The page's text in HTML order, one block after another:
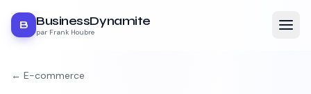
B BusinessDynamite
par Frank Houbre
← E-commerce